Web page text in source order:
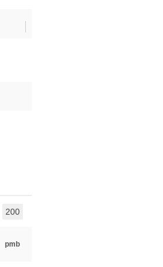
200
pmb